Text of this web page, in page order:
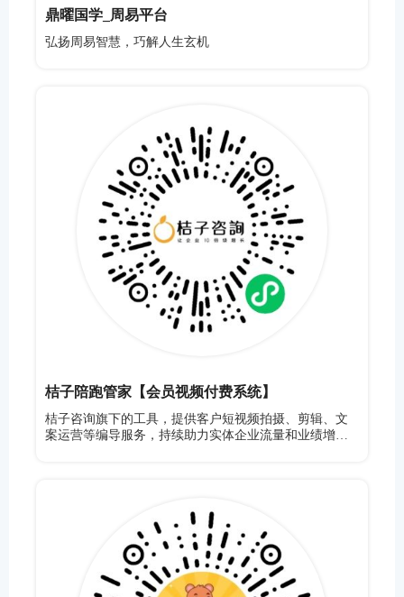
鼎曜国学_周易平台
弘扬周易智慧，巧解人生玄机
桔子陪跑管家【会员视频付费系统】
桔子咨询旗下的工具，提供客户短视频拍摄、剪辑、文
案运营等编导服务，持续助力实体企业流量和业绩增